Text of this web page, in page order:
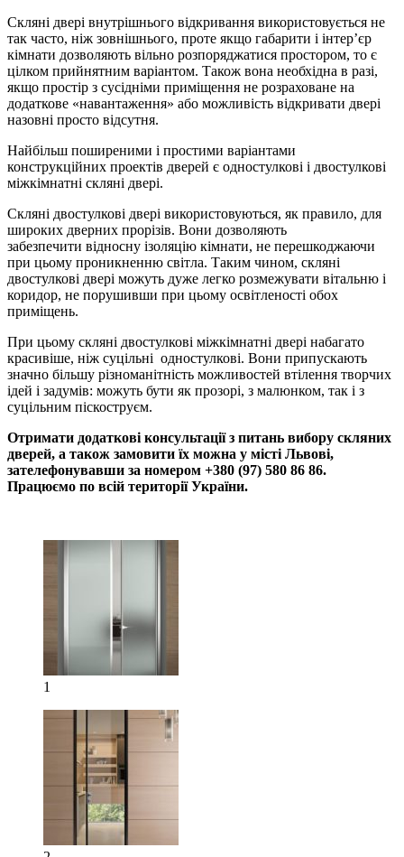
Скляні двері внутрішнього відкривання використовується не
так часто, ніж зовнішнього, проте якщо габарити і інтер’єр
кімнати дозволяють вільно розпоряджатися простором, то є
цілком прийнятним варіантом. Також вона необхідна в разі,
якщо простір з сусідніми приміщення не розраховане на
додаткове «навантаження» або можливість відкривати двері
назовні просто відсутня.
Найбільш поширеними і простими варіантами
конструкційних проектів дверей є одностулкові і двостулкові
міжкімнатні скляні двері.
Скляні двостулкові двері використовуються, як правило, для
широких дверних прорізів. Вони дозволяють
забезпечити відносну ізоляцію кімнати, не перешкоджаючи
при цьому проникненню світла. Таким чином, скляні
двостулкові двері можуть дуже легко розмежувати вітальню і
коридор, не порушивши при цьому освітленості обох
приміщень.
При цьому скляні двостулкові міжкімнатні двері набагато
красивіше, ніж суцільні одностулкові. Вони припускають
значно більшу різноманітність можливостей втілення творчих
ідей і задумів: можуть бути як прозорі, з малюнком, так і з
суцільним піскоструєм.
Отримати додаткові консультації з питань вибору скляних
дверей, а також замовити їх можна у місті Львові,
зателефонувавши за номером +380 (97) 580 86 86.
Працюємо по всій території України.
1